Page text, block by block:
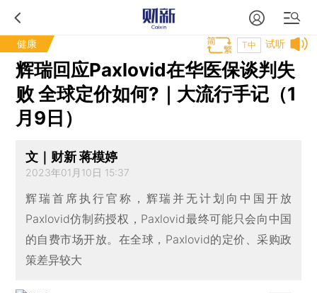
健康 试听
T中
辉瑞回应Paxlovid在华医保谈判失
败 全球定价如何?｜大流行手记（1
月9日）
文｜财新 蒋模婷
2023年01月10日 15:37
辉瑞首席执行官称，辉瑞并无计划向中国开放
Paxlovid仿制药授权，Paxlovid最终可能只会向中国
的自费市场开放。在全球，Paxlovid的定价、采购政
策差异较大